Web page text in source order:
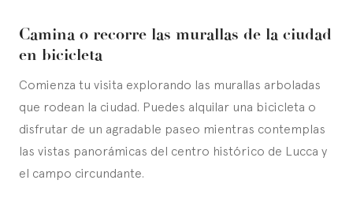
Camina o recorre las murallas de la ciudad
en bicicleta
Comienza tu visita explorando las murallas arboladas
que rodean la ciudad. Puedes alquilar una bicicleta o
disfrutar de un agradable paseo mientras contemplas
las vistas panorámicas del centro histórico de Lucca y
el campo circundante.